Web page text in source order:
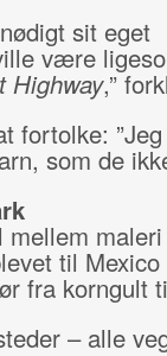
sit eget
være
Highway,”
fortolke:
som de
til Mexico
fra korngult
– alle